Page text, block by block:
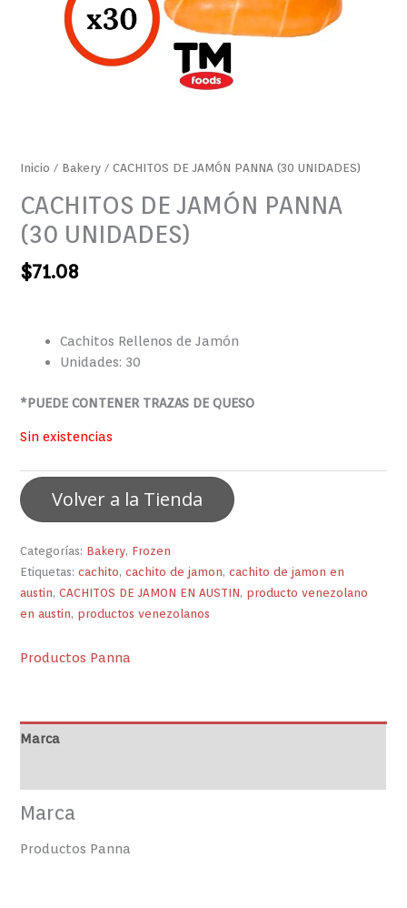
Inicio / Bakery / CACHITOS DE JAMÓN PANNA (30 UNIDADES)
CACHITOS DE JAMÓN PANNA
(30 UNIDADES)
$71.08
Cachitos Rellenos de Jamón
Unidades: 30
*PUEDE CONTENER TRAZAS DE QUESO
Sin existencias
Volver a la Tienda
Categorías: Bakery, Frozen
Etiquetas:cachito,cachito de jamon,cachito de jamon en
austin,CACHITOS DE JAMON EN AUSTIN, producto venezolano
en austin, productos venezolanos
Productos Panna
Marca
Marca
Productos Panna